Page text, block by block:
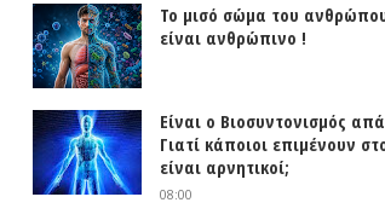
Το μισό σώμα του
είναι ανθρώπινο !
Είναι ο Βιοσυντονισμός
Γιατί κάποιοι επιμένουν
είναι αρνητικοί;
08:00